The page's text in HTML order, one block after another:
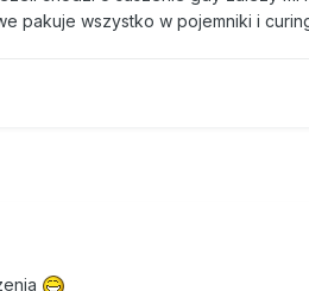
pakuje wszystko w pojemniki i